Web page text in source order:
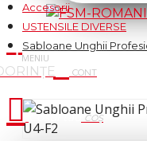
Cosul tau
Accesorii
USTENSILE DIVERSE
Sabloane Unghii